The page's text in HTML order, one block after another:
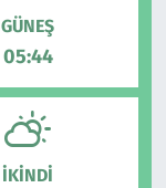
GÜNEŞ
05:44
İKINDI